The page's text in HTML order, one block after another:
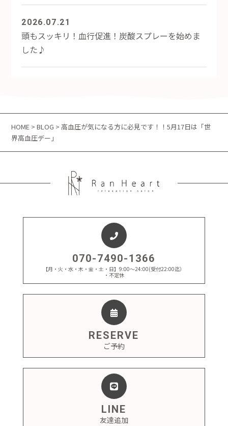
2026.07.21
頭もスッキリ！血行促進！炭酸スプレーを始めま
した♪
HOME >BLOG > 高血圧が気になる方に必見です！！5月17日は「世
界高血圧デー」
070-7490-1366
【月・火・水・木・金・土・日】9:00～24:00(受付22:00迄）
・不定休
RESERVE
ご予約
LINE
友達追加